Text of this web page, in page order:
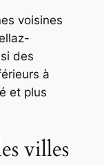
voisines
des
à
et plus
villes